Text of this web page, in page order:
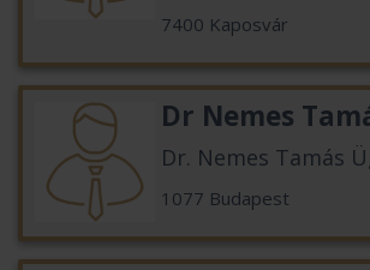
7400 Kaposvár
Dr Nemes
Dr. Nemes Tamás
1077 Budapest